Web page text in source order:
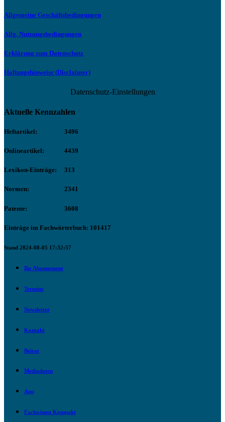
Allgemeine Geschäftsbedingungen
Allg. Nutzungsbedingungen
Erklärung zum Datenschutz
Haftungshinweise (Disclaimer)
Datenschutz-Einstellungen
Aktuelle Kennzahlen
Heftartikel: 3496
Onlineartikel: 4439
Lexikon-Einträge: 313
Normen: 2341
Patente: 3608
Einträge im Fachwörterbuch: 101417
Stand 2024-08-05 17:32:57
Ihr Abonnement
Termine
Newsletter
Kontakt
Beirat
Mediadaten
App
Fachwissen Kompakt